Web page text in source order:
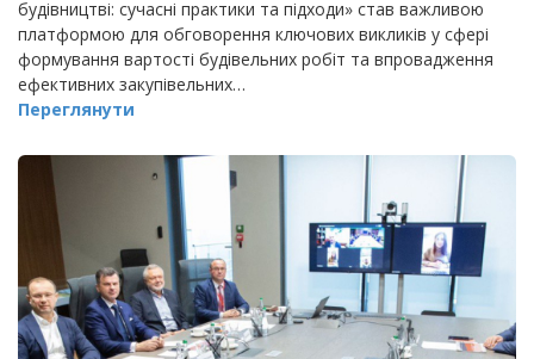
будівництві: сучасні практики та підходи» став важливою
платформою для обговорення ключових викликів у сфері
формування вартості будівельних робіт та впровадження
ефективних закупівельних…
Переглянути